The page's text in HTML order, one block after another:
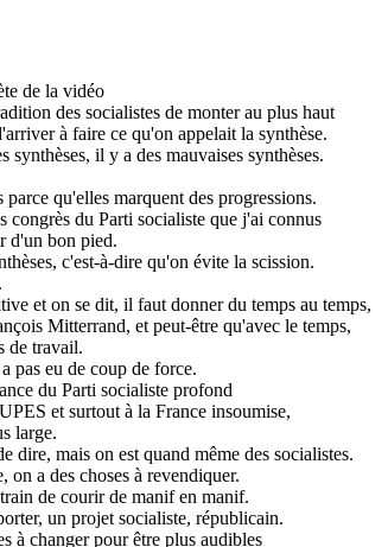
de la vidéo
des socialistes de monter au plus haut
à faire ce qu'on appelait la synthèse.
il y a des mauvaises synthèses.
qu'elles marquent des progressions.
congrès du Parti socialiste que j'ai connus
d'un bon pied.
c'est-à-dire qu'on évite la scission.
et on se dit, il faut donner du temps au temps,
Mitterrand, et peut-être qu'avec le temps,
de travail.
pas eu de coup de force.
du Parti socialiste profond
et surtout à la France insoumise,
large.
dire, mais on est quand même des socialistes.
on a des choses à revendiquer.
de courir de manif en manif.
un projet socialiste, républicain.
à changer pour être plus audibles